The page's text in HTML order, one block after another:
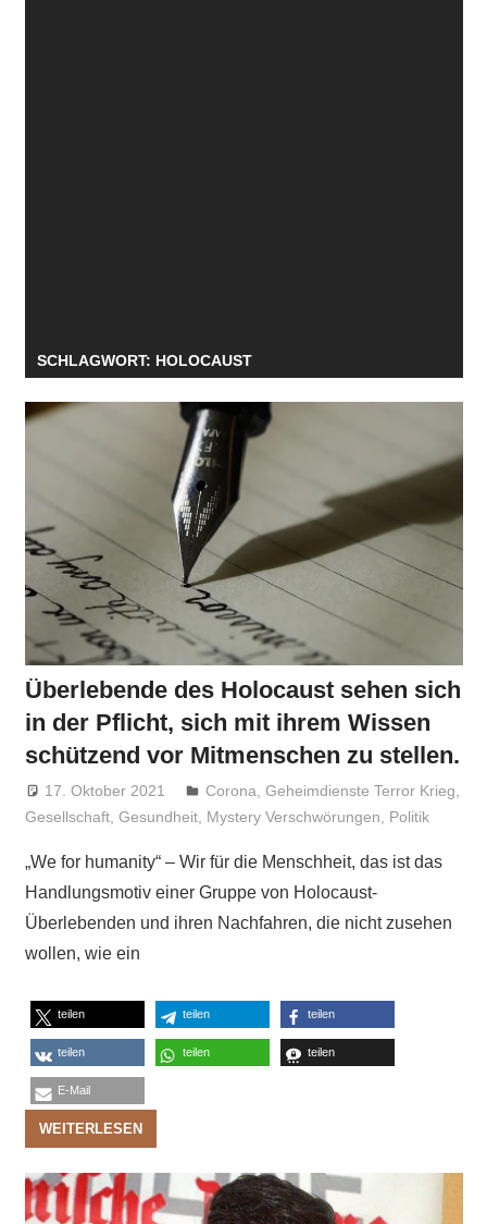
SCHLAGWORT: HOLOCAUST
Überlebende des Holocaust sehen sich
in der Pflicht, sich mit ihrem Wissen
schützend vor Mitmenschen zu stellen.
17. Oktober 2021 Niki Vogt
Corona,Geheimdienste Terror Krieg,
Gesellschaft, Gesundheit, Mystery Verschwörungen, Politik
„We for humanity“ – Wir für die Menschheit, das ist das
Handlungsmotiv einer Gruppe von Holocaust-
Überlebenden und ihren Nachfahren, die nicht zusehen
wollen, wie ein
teilen teilen teilen
teilen teilen teilen
E-Mail
WEITERLESEN